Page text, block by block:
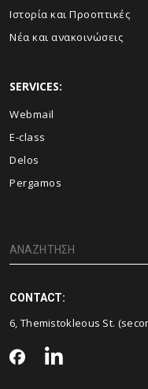
Ιστορία και Προοπτικές
Νέα και ανακοινώσεις
SERVICES:
Webmail
E-class
Delos
Pergamos
CONTACT:
6, Themistokleous St.